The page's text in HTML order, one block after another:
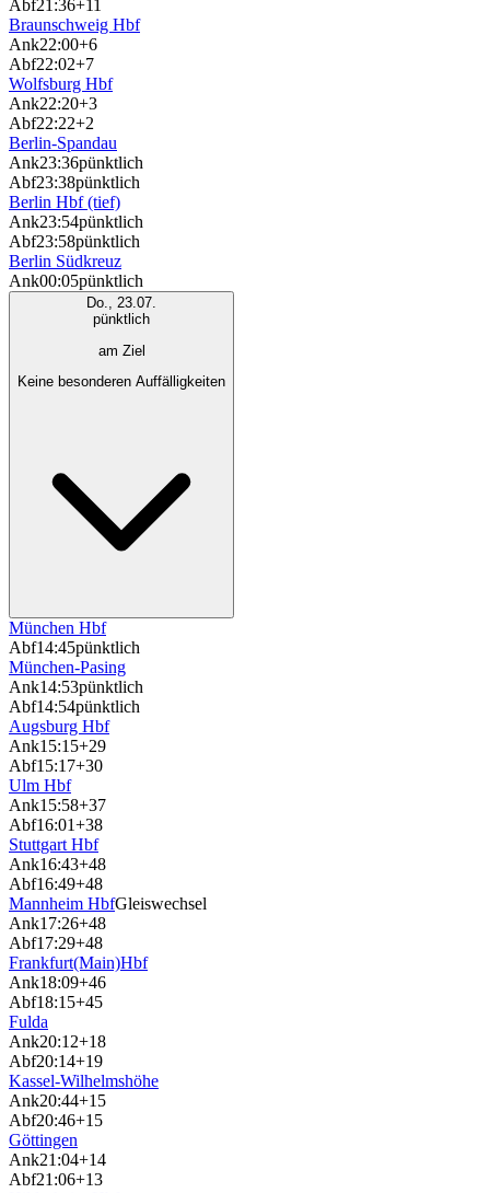
Abf21:36+11
Braunschweig Hbf
Ank22:00+6
Abf22:02+7
Wolfsburg Hbf
Ank22:20+3
Abf22:22+2
Berlin-Spandau
Ank23:36pünktlich
Abf23:38pünktlich
Berlin Hbf (tief)
Ank23:54pünktlich
Abf23:58pünktlich
Berlin Südkreuz
Ank00:05pünktlich
Do., 23.07.
pünktlich
am Ziel
Keine besonderen Auffälligkeiten
München Hbf
Abf14:45pünktlich
München-Pasing
Ank14:53pünktlich
Abf14:54pünktlich
Augsburg Hbf
Ank15:15+29
Abf15:17+30
Ulm Hbf
Ank15:58+37
Abf16:01+38
Stuttgart Hbf
Ank16:43+48
Abf16:49+48
Mannheim HbfGleiswechsel
Ank17:26+48
Abf17:29+48
Frankfurt(Main)Hbf
Ank18:09+46
Abf18:15+45
Fulda
Ank20:12+18
Abf20:14+19
Kassel-Wilhelmshöhe
Ank20:44+15
Abf20:46+15
Göttingen
Ank21:04+14
Abf21:06+13